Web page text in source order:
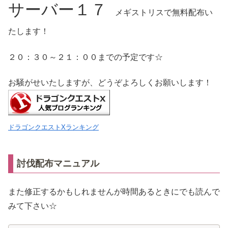
サーバー１７ メギストリスで無料配布い
たします！
２０：３０～２１：００までの予定です☆
お騒がせいたしますが、どうぞよろしくお願いします！
ドラゴンクエストXランキング
討伐配布マニュアル
また修正するかもしれませんが時間あるときにでも読んで
みて下さい☆